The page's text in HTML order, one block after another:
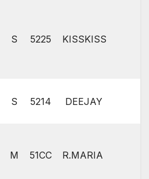
S 5225 KISSKISS
S 5214 DEEJAY
M 51CC R.MARIA